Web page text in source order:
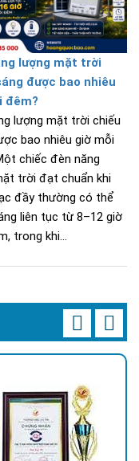
lượng mặt trời
được bao nhiêu
đêm?
lượng mặt trời chiếu
bao nhiêu giờ mỗi
chiếc đèn năng
trời đạt chuẩn khi
đầy thường có thể
liên tục từ 8–12 giờ
trong khi...